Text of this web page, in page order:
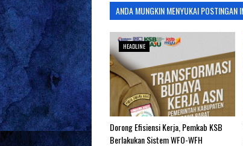
ANDA MUNGKIN MENYUKAI POSTINGAN
HEADLINE
‎Dorong Efisiensi Kerja, Pemkab KSB
Berlakukan Sistem WFO-WFH ‎